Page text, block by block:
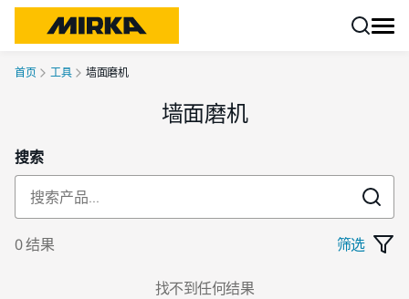
首页 工具 墙面磨机
墙面磨机
搜索
0 结果 筛选
找不到任何结果